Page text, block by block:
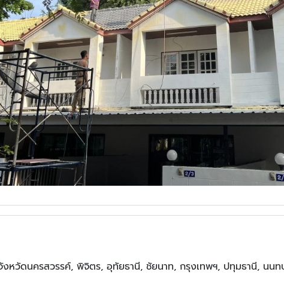
หวัดนครสวรรค์, พิจิตร, อุทัยธานี, ชัยนาท, กรุงเทพฯ, ปทุมธานี, นนท